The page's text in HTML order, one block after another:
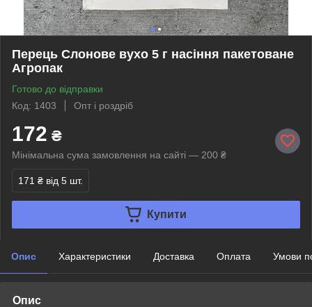
Перець Слонове вухо 5 г насіння пакетоване
Агропак
Готово до відправки
Код: 1403
Опт і роздріб
172 ₴
Мінімальна сума замовлення на сайті — 200 ₴
171 ₴ від 5 шт.
Купити
Опис Характеристики Доставка Оплата Умови
Опис